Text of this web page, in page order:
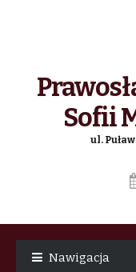
Sofii
ul.
Nawigacja